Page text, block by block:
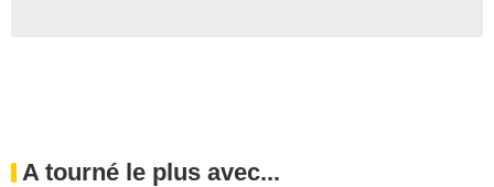
A tourné le plus avec...